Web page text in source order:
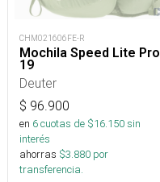
CHM021606FE-R
Mochila Speed Lite Pro
19
Deuter
$ 96.900
en 6cuotas de $16.150sin
interés
ahorras $3.880 por
transferencia.